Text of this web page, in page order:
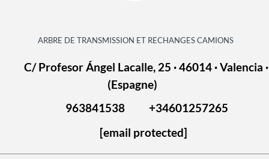
ARBRE DE TRANSMISSION ET RECHANGES CAMIONS
C/ Profesor Ángel Lacalle, 25 · 46014 · Valencia ·
(Espagne)
963841538
+34601257265
[email protected]